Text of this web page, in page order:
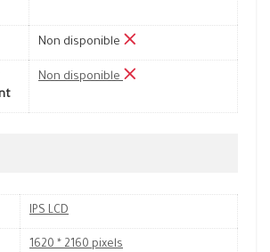
Non disponible
Non disponible
IPS LCD
1620 * 2160 pixels